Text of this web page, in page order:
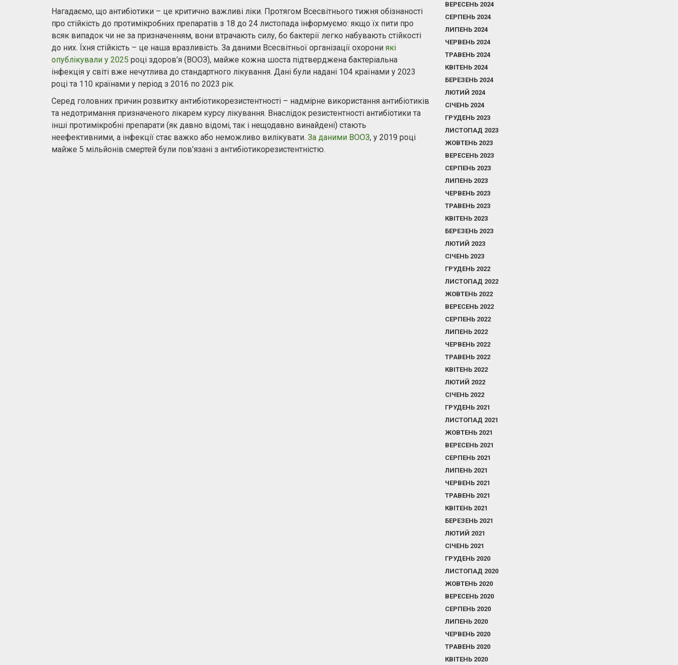
Нагадаємо, що антибіотики – це критично важливі ліки. Протягом Всесвітнього тижня обізнаності
про стійкість до протимікробних препаратів з 18 до 24 листопада інформуємо: якщо їх пити про
всяк випадок чи не за призначенням, вони втрачають силу, бо бактерії легко набувають стійкості
до них. Їхня стійкість – це наша вразливість. За даними Всесвітньої організації охорони які
опублікували у 2025 році здоров’я (ВООЗ), майже кожна шоста підтверджена бактеріальна
інфекція у світі вже нечутлива до стандартного лікування. Дані були надані 104 країнами у 2023
році та 110 країнами у період з 2016 по 2023 рік.
Серед головних причин розвитку антибіотикорезистентності – надмірне використання антибіотиків
та недотримання призначеного лікарем курсу лікування. Внаслідок резистентності антибіотики та
інші протимікробні препарати (як давно відомі, так і нещодавно винайдені) стають
неефективними, а інфекції стає важко або неможливо вилікувати. За даними ВООЗ, у 2019 році
майже 5 мільйонів смертей були пов’язані з антибіотикорезистентністю.
ВЕРЕСЕНЬ 2024
СЕРПЕНЬ 2024
ЛИПЕНЬ 2024
ЧЕРВЕНЬ 2024
ТРАВЕНЬ 2024
КВІТЕНЬ 2024
БЕРЕЗЕНЬ 2024
ЛЮТИЙ 2024
СІЧЕНЬ 2024
ГРУДЕНЬ 2023
ЛИСТОПАД 2023
ЖОВТЕНЬ 2023
ВЕРЕСЕНЬ 2023
СЕРПЕНЬ 2023
ЛИПЕНЬ 2023
ЧЕРВЕНЬ 2023
ТРАВЕНЬ 2023
КВІТЕНЬ 2023
БЕРЕЗЕНЬ 2023
ЛЮТИЙ 2023
СІЧЕНЬ 2023
ГРУДЕНЬ 2022
ЛИСТОПАД 2022
ЖОВТЕНЬ 2022
ВЕРЕСЕНЬ 2022
СЕРПЕНЬ 2022
ЛИПЕНЬ 2022
ЧЕРВЕНЬ 2022
ТРАВЕНЬ 2022
КВІТЕНЬ 2022
ЛЮТИЙ 2022
СІЧЕНЬ 2022
ГРУДЕНЬ 2021
ЛИСТОПАД 2021
ЖОВТЕНЬ 2021
ВЕРЕСЕНЬ 2021
СЕРПЕНЬ 2021
ЛИПЕНЬ 2021
ЧЕРВЕНЬ 2021
ТРАВЕНЬ 2021
КВІТЕНЬ 2021
БЕРЕЗЕНЬ 2021
ЛЮТИЙ 2021
СІЧЕНЬ 2021
ГРУДЕНЬ 2020
ЛИСТОПАД 2020
ЖОВТЕНЬ 2020
ВЕРЕСЕНЬ 2020
СЕРПЕНЬ 2020
ЛИПЕНЬ 2020
ЧЕРВЕНЬ 2020
ТРАВЕНЬ 2020
КВІТЕНЬ 2020